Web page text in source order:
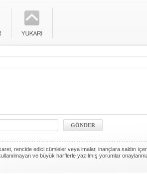
rencide edici cümleler veya imalar, inançlara saldırı
ve büyük harflerle yazılmış yorumlar